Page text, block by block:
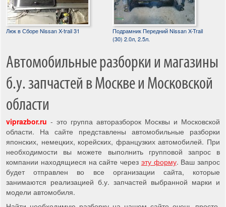
Люк в Сборе Nissan X-trail 31
Подрамник Передний Nissan X-Trail
(30) 2.0л, 2.5л.
Автомобильные разборки и магазины
б.у. запчастей в Москве и Московской
области
viprazbor.ru - это группа авторазборок Москвы и Московской
области. На сайте представлены автомобильные разборки
японских, немецких, корейских, французких автомобилей. При
необходимости вы можете выполнить групповой запрос в
компании находящиеся на сайте через эту форму. Ваш запрос
будет отправлен во все организации сайта, которые
занимаются реализацией б.у. запчастей выбранной марки и
модели автомобиля.